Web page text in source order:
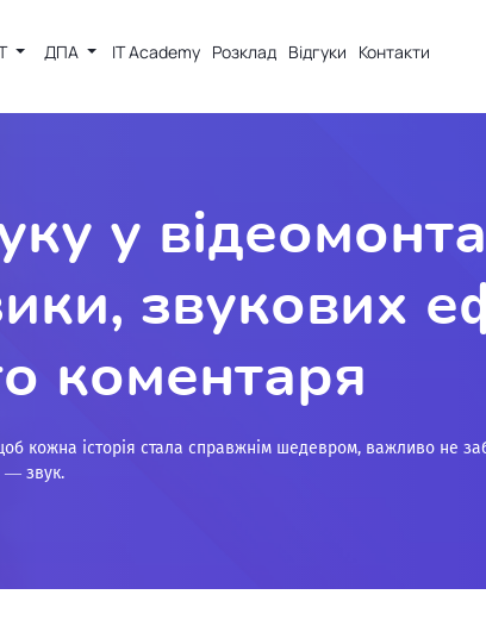
ДПА IT Academy Розклад Відгуки Контакти
у
звукових
коментаря
кожна історія стала справжнім шедевром, важливо не
— звук.